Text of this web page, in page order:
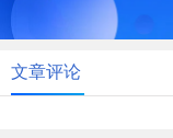
文章评论